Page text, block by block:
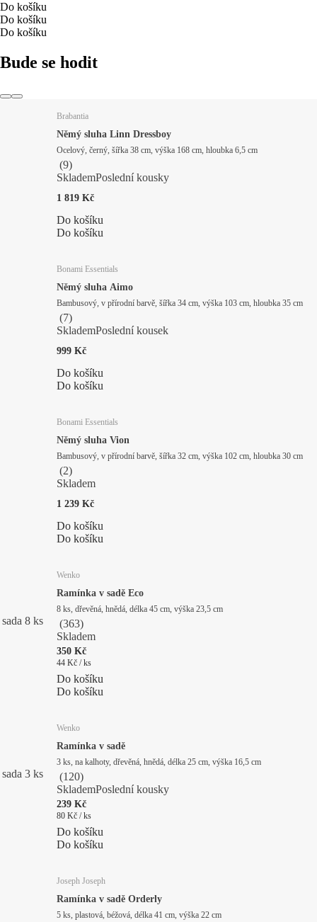
Do košíku
Do košíku
Do košíku
Bude se hodit
Brabantia
Němý sluha Linn Dressboy
Ocelový, černý, šířka 38 cm, výška 168 cm, hloubka 6,5 cm
(9)
SklademPoslední kousky
1 819 Kč
Do košíku
Do košíku
Bonami Essentials
Němý sluha Aimo
Bambusový, v přírodní barvě, šířka 34 cm, výška 103 cm, hloubka 35 cm
(7)
SklademPoslední kousek
999 Kč
Do košíku
Do košíku
Bonami Essentials
Němý sluha Vion
Bambusový, v přírodní barvě, šířka 32 cm, výška 102 cm, hloubka 30 cm
(2)
Skladem
1 239 Kč
Do košíku
Do košíku
sada 8 ks
Wenko
Ramínka v sadě Eco
8 ks, dřevěná, hnědá, délka 45 cm, výška 23,5 cm
(363)
Skladem
350 Kč
44 Kč / ks
Do košíku
Do košíku
sada 3 ks
Wenko
Ramínka v sadě
3 ks, na kalhoty, dřevěná, hnědá, délka 25 cm, výška 16,5 cm
(120)
SklademPoslední kousky
239 Kč
80 Kč / ks
Do košíku
Do košíku
Joseph Joseph
Ramínka v sadě Orderly
5 ks, plastová, béžová, délka 41 cm, výška 22 cm